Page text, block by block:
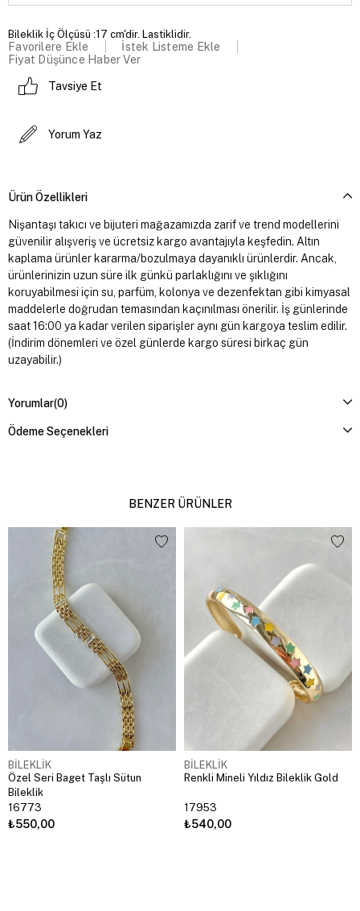
Bileklik İç Ölçüsü :17 cm'dir. Lastiklidir.
Favorilere Ekle
İstek Listeme Ekle
Fiyat Düşünce Haber Ver
Tavsiye Et
Yorum Yaz
Ürün Özellikleri
Nişantaşı takıcı ve bijuteri mağazamızda zarif ve trend modellerini
güvenilir alışveriş ve ücretsiz kargo avantajıyla keşfedin. Altın
kaplama ürünler kararma/bozulmaya dayanıklı ürünlerdir. Ancak,
ürünlerinizin uzun süre ilk günkü parlaklığını ve şıklığını
koruyabilmesi için su, parfüm, kolonya ve dezenfektan gibi kimyasal
maddelerle doğrudan temasından kaçınılması önerilir. İş günlerinde
saat 16:00 ya kadar verilen siparişler aynı gün kargoya teslim edilir.
(İndirim dönemleri ve özel günlerde kargo süresi birkaç gün
uzayabilir.)
Yorumlar(0)
Ödeme Seçenekleri
BENZER ÜRÜNLER
BİLEKLİK
Özel Seri Baget Taşlı Sütun
Bileklik
16773
₺550,00
BİLEKLİK
Renkli Mineli Yıldız Bileklik Gold
17953
₺540,00